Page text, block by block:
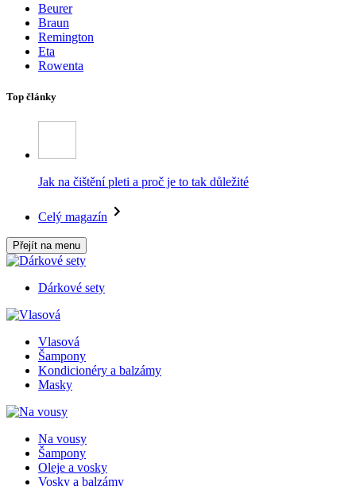
Beurer
Braun
Remington
Eta
Rowenta
Top články
Jak na čištění pleti a proč je to tak důležité
Celý magazín
Přejít na menu
Dárkové sety
Vlasová
Šampony
Kondicionéry a balzámy
Masky
Na vousy
Šampony
Oleje a vosky
Vosky a balzámy